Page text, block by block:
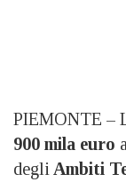
PIEMONTE –
900 mila euro
degli Ambiti